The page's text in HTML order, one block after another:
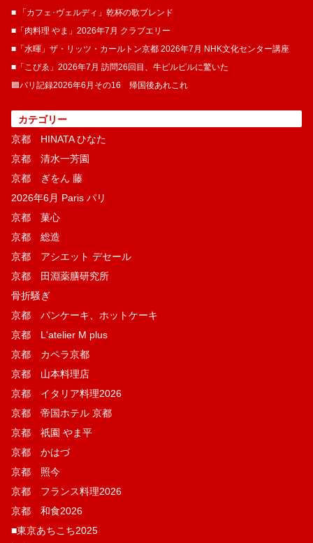
■ 「カフェ･ヴェルディ」乾杯の歌ブレンド
■「肉料理 やま」2026年7月 クラブエリー
■「水暉」ザ・リッツ・カールトン京都 2026年7月 NHK文化センター講座
■「こぴゑ」2026年7月 訪問26回目、牛ピルピルに驚いた
🟦パリ記録2026年6月その16 帰国後あれこれ
カテゴリー
京都 HINATA ひなた
京都 清水一芳園
京都 ぎをん 藤
2026年6月 Paris パリ
京都 菓​心
京都 総造
京都 アシエット デセール
京都 田淵薬膳研究所
骨折騒ぎ
京都 パンケーキ、ホットケーキ
京都 L'atelier M plus
京都 カペラ京都
京都 山本料理店
京都 イタリア料理2026
京都 帝国ホテル 京都
京都 祇園 やま平
京都 かはづ
京都 照今
京都 フランス料理2026
京都 和食2026
■東京あちこち2025